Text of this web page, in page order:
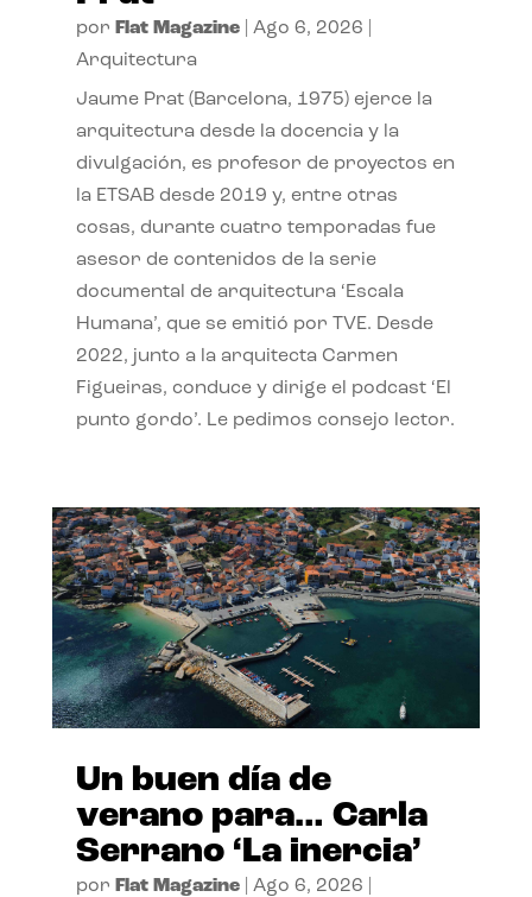
por Flat Magazine| Ago 6, 2026
Arquitectura
Jaume Prat (Barcelona, 1975) ejerce la
arquitectura desde la docencia y la
divulgación, es profesor de proyectos en
la ETSAB desde 2019 y, entre otras
cosas, durante cuatro temporadas fue
asesor de contenidos de la serie
documental de arquitectura ‘Escala
Humana’, que se emitió por TVE. Desde
2022, junto a la arquitecta Carmen
Figueiras, conduce y dirige el podcast ‘El
punto gordo’. Le pedimos consejo lector.
Un buen día de
verano para… Carla
Serrano ‘La inercia’
por Flat Magazine| Ago 6, 2026